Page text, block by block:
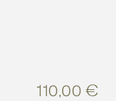
110,00€